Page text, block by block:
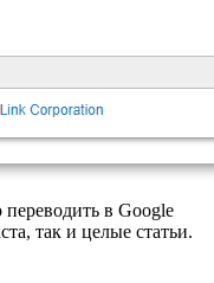
в Google
так и целые статьи.